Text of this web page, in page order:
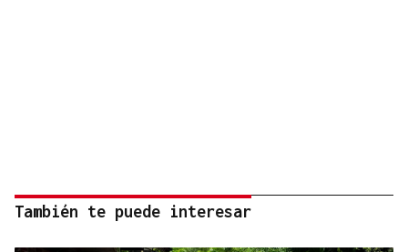
También te puede interesar